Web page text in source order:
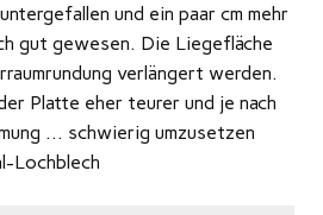
und ein paar cm mehr
gut gewesen. Die Liegefläche
verlängert werden.
Platte eher teurer und je nach
… schwierig umzusetzen
Lochblech